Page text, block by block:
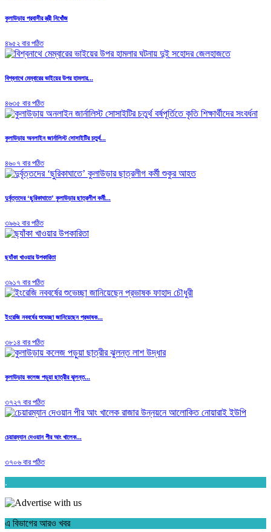
কুলাউড়ায় প্রবাসীর স্ত্রী নিখোঁজ
৪৯৫২ বার পঠিত
বিশ্বনাথে মেম্বারের ভাইয়ের উপর হামলার...
৪৬৩৫ বার পঠিত
কুলাউড়ায় অনলাইন জার্নালিস্ট সোসাইটির চতুর্থ...
৪৬০৭ বার পঠিত
দুর্বৃত্তদের ‘ছুরিকাঘাতে’ কুলাউড়ার ছাত্রলীগ কর্মী...
৩৯৬২ বার পঠিত
ছ্যাঁকা খাওয়ার উপকারিতা
৩৯১৭ বার পঠিত
ইংরেজি নববর্ষের শুভেচ্ছা জানিয়েছেন প্রভাষক...
৩৮১৪ বার পঠিত
কুলাউড়ায় কলেজ পড়ুয়া ছাত্রীর ঝুলন্ত...
৩৭২৭ বার পঠিত
চেয়ারম্যান দেওয়ান পীর আং খালেক...
৩৭০৬ বার পঠিত
.
এ বিভাগের আরও খবর